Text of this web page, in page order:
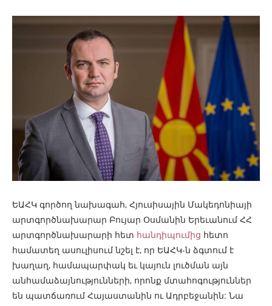
ԵԱՀԿ գործող նախագահ, Հյուսիսային Մակեդոնիայի
արտգործնախարար Բույար Օսմանին Երեւանում ՀՀ
արտգործնախարարի հետ հանդիպումից հետո
համատեղ ասուլիսում նշել է, որ ԵԱՀԿ-ն ձգտում է
խաղաղ, համապարփակ եւ կայուն լուծման այն
անհամաձայնությունների, որոնք մտահոգություններ
են պատճառում Հայաստանին ու Ադրբեջանին: Նա